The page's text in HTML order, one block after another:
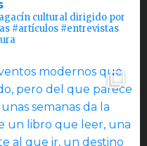
cultural dirigido por
#artículos #entrevistas